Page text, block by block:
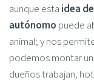
aunque esta idea
autónomo puede
animal; y nos
podemos montar
dueños trabajan,